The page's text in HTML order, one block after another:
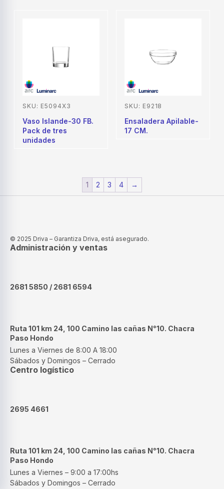
SKU: E5094X3
Vaso Islande-30 FB.
Pack de tres
unidades
SKU: E9218
Ensaladera Apilable-
17 CM.
1 2 3 4 →
© 2025 Driva – Garantiza Driva, está asegurado.
Administración y ventas
2681 5850 / 2681 6594
Ruta 101 km 24, 100 Camino las cañas N°10. Chacra
Paso Hondo
Lunes a Viernes de 8:00 A 18:00
Sábados y Domingos – Cerrado
Centro logístico
2695 4661
Ruta 101 km 24, 100 Camino las cañas N°10. Chacra
Paso Hondo
Lunes a Viernes – 9:00 a 17:00hs
Sábados y Domingos – Cerrado